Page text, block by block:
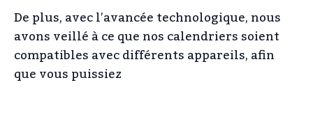
De plus, avec l’avancée technologique, nous
avons veillé à ce que nos calendriers soient
compatibles avec différents appareils, afin
que vous puissiez